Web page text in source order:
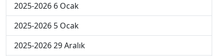
2025-2026 6 Ocak
2025-2026 5 Ocak
2025-2026 29 Aralık